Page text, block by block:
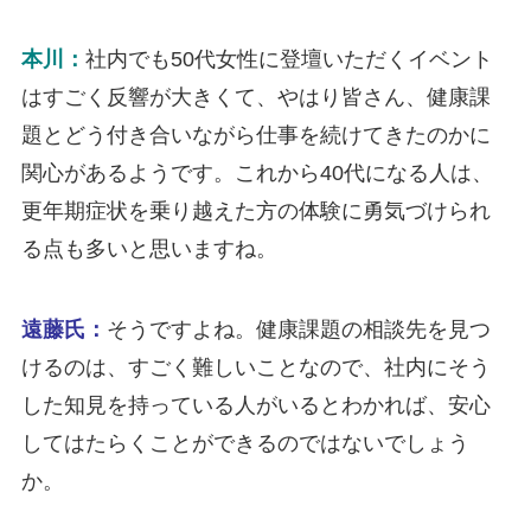
本川： 社内でも50代女性に登壇いただくイベント
はすごく反響が大きくて、やはり皆さん、健康課
題とどう付き合いながら仕事を続けてきたのかに
関心があるようです。これから40代になる人は、
更年期症状を乗り越えた方の体験に勇気づけられ
る点も多いと思いますね。
遠藤氏： そうですよね。健康課題の相談先を見つ
けるのは、すごく難しいことなので、社内にそう
した知見を持っている人がいるとわかれば、安心
してはたらくことができるのではないでしょう
か。